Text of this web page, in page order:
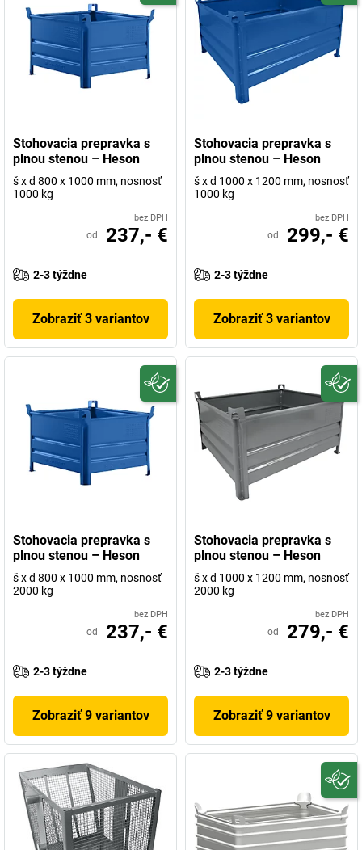
Stohovacia prepravka s
plnou stenou – Heson
š x d 800 x 1000 mm, nosnosť
1000 kg
bez DPH
od 237,- €
2-3 týždne
Zobraziť 3 variantov
Stohovacia prepravka s
plnou stenou – Heson
š x d 1000 x 1200 mm, nosnosť
1000 kg
bez DPH
od 299,- €
2-3 týždne
Zobraziť 3 variantov
Stohovacia prepravka s
plnou stenou – Heson
š x d 800 x 1000 mm, nosnosť
2000 kg
bez DPH
od 237,- €
2-3 týždne
Zobraziť 9 variantov
Stohovacia prepravka s
plnou stenou – Heson
š x d 1000 x 1200 mm, nosnosť
2000 kg
bez DPH
od 279,- €
2-3 týždne
Zobraziť 9 variantov